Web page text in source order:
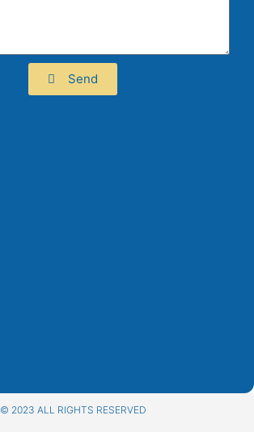
Send
© 2023 ALL RIGHTS RESERVED